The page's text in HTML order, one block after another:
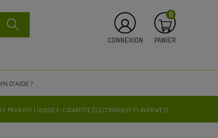
CONNEXION PANIER
0
D'AIDE ?
POUR DIY LIQUIDE E-CIGARETTE ÉLECTRONIQUE FLAVOR WEST